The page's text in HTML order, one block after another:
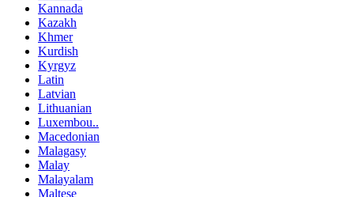
Kannada
Kazakh
Khmer
Kurdish
Kyrgyz
Latin
Latvian
Lithuanian
Luxembou..
Macedonian
Malagasy
Malay
Malayalam
Maltese